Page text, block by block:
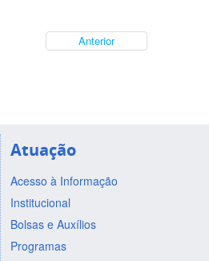
Anterior
Atuação
Acesso à Informação
Institucional
Bolsas e Auxílios
Programas